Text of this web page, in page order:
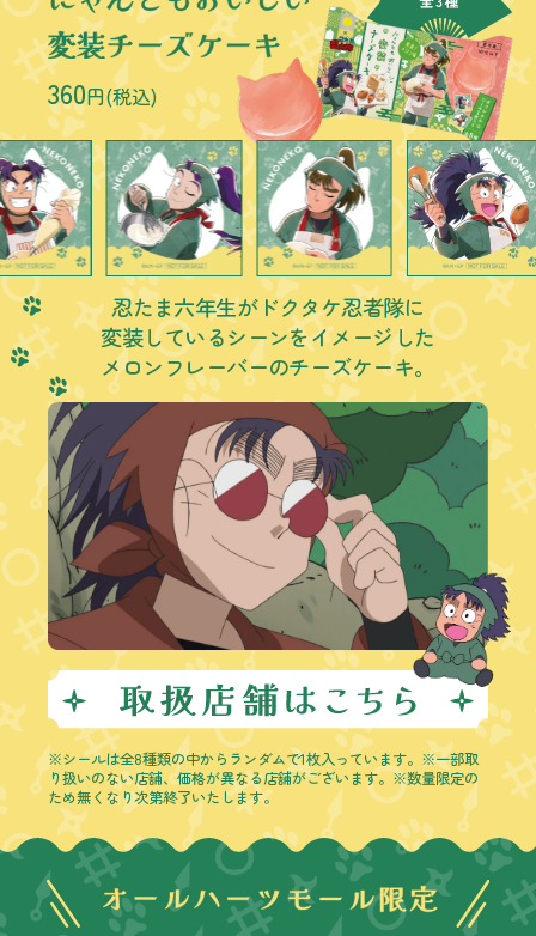
360円(税込)
忍たま六年生がドクタケ忍者隊に
変装しているシーンをイメージした
メロンフレーバーのチーズケーキ。
※シールは全8種類の中からランダムで1枚入っています。※一部取
り扱いのない店舗、価格が異なる店舗がございます。※数量限定の
ため無くなり次第終了いたします。